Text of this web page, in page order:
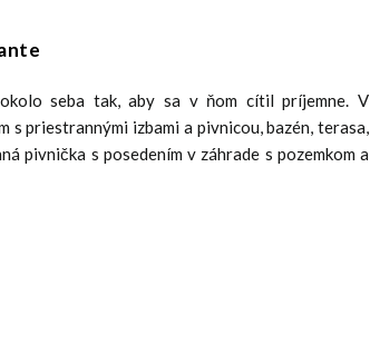
seba tak, aby sa v ňom cítil príjemne. V
s priestrannými izbami a pivnicou, bazén, terasa,
pivnička s posedením v záhrade s pozemkom a